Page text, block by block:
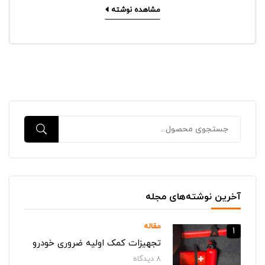
آخرین نوشته‌های مجله
مقاله
تجهیزات کمک اولیه ضروری خودرو
8دیدگاه‌
مشاهده نوشته